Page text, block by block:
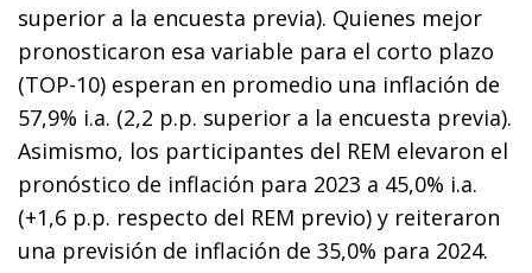
superior a la encuesta previa). Quienes mejor
pronosticaron esa variable para el corto plazo
(TOP-10) esperan en promedio una inflación de
57,9% i.a. (2,2 p.p. superior a la encuesta previa).
Asimismo, los participantes del REM elevaron el
pronóstico de inflación para 2023 a 45,0% i.a.
(+1,6 p.p. respecto del REM previo) y reiteraron
una previsión de inflación de 35,0% para 2024.